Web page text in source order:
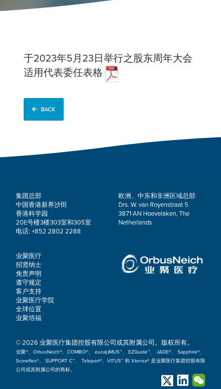
于2023年5月23日举行之股东周年大会
适用代表委任表格
BACK
集团总部
中国香港新界沙田
香港科学园
20E号楼3楼303室和305室
电话: +852 2802 2288
欧洲、中东和非洲区域总部
Drs. W. van Royenstraat 5
3871 AN Hoevelaken, The
Netherlands
业聚医疗
招贤纳士
免责声明
遵守规定
客户支持
业聚医疗学院
全球位置
业聚培福
© 2026 业聚医疗集团控股有限公司或其附属公司。版权所有。
业聚®、OrbusNeich®、COMBO®、 eucaLIMUS™、 EZGuide™、 JADE®、 Sapphire®、
Scoreflex®、 SUPPORT C™、 Teleport®、VITUS™ 和 Xtenza® 是业聚医疗集团控股有限
公司或其附属公司的商标。